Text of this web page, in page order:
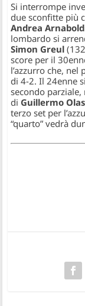
Si interrompe
due sconfitte più
Andrea
lombardo si
Simon Greul
score per il
l’azzurro che,
di 4-2. Il 24enne
secondo
di Guillermo
terzo set per
“quarto” vedrà